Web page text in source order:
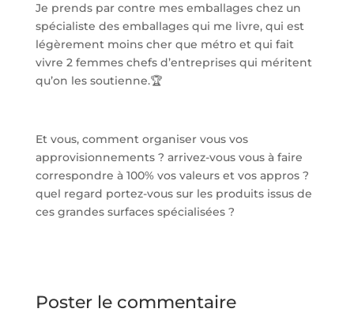
Je prends par contre mes emballages chez un
spécialiste des emballages qui me livre, qui est
légèrement moins cher que métro et qui fait
vivre 2 femmes chefs d’entreprises qui méritent
qu’on les soutienne.🏆
Et vous, comment organiser vous vos
approvisionnements ? arrivez-vous vous à faire
correspondre à 100% vos valeurs et vos appros ?
quel regard portez-vous sur les produits issus de
ces grandes surfaces spécialisées ?
Poster le commentaire